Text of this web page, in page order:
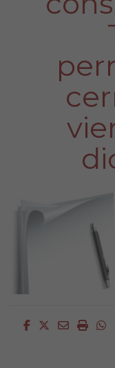
Facebook
Twitter
Email